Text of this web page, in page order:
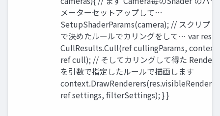
メーターセットアップして…
SetupShaderParams(camera); // スクリプト
で決めたルールでカリングをして… var res =
CullResults.Cull(ref cullingParams, context,
ref cull); // そしてカリングして得た
を引数で指定したルールで描画します
ref settings, filterSettings); } }